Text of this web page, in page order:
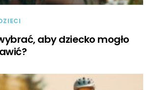
aby dziecko mogło